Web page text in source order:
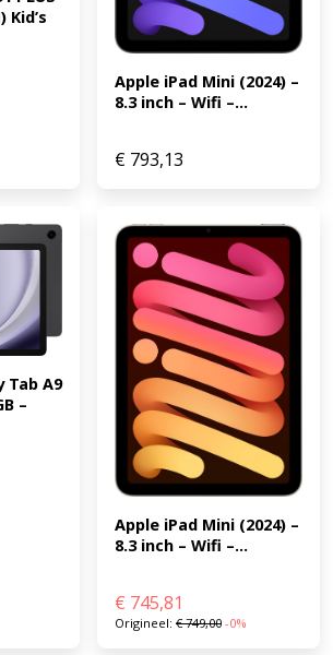
iOS 12.3 of hoger. (EAN:
Kid’s
Apple iPad Mini (2024) –
8.3 inch – Wifi –...
€ 793,13
Tab A9
–
Apple iPad Mini (2024) –
8.3 inch – Wifi –...
€ 745,81
Origineel: €749,00 -0%